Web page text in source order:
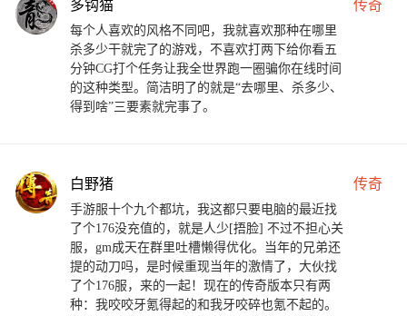
每个人喜欢的风格不同吧，我就喜欢那种在哪里
杀多少干就完了的游戏，不喜欢打两下给你看五
分钟CG打个任务让我全世界跑一圈骗你在线时间
的这种类型。简洁明了的就是“去哪里、杀多少、
得到啥”三要素就完事了。
白野猪 传奇
手游服十个九个都坑，我这都只要电脑的最近找
了个176没充值的，就是人少[捂脸] 不过不担心关
服，gm成天在群里吐槽懒得优化。当年的兄弟还
提的动刀吗，是时候重现当年的激情了，大伙找
了个176服，来的一起！现在的传奇版本只有两
种：我咬咬牙氪得起的和我牙咬碎也氪不起的。